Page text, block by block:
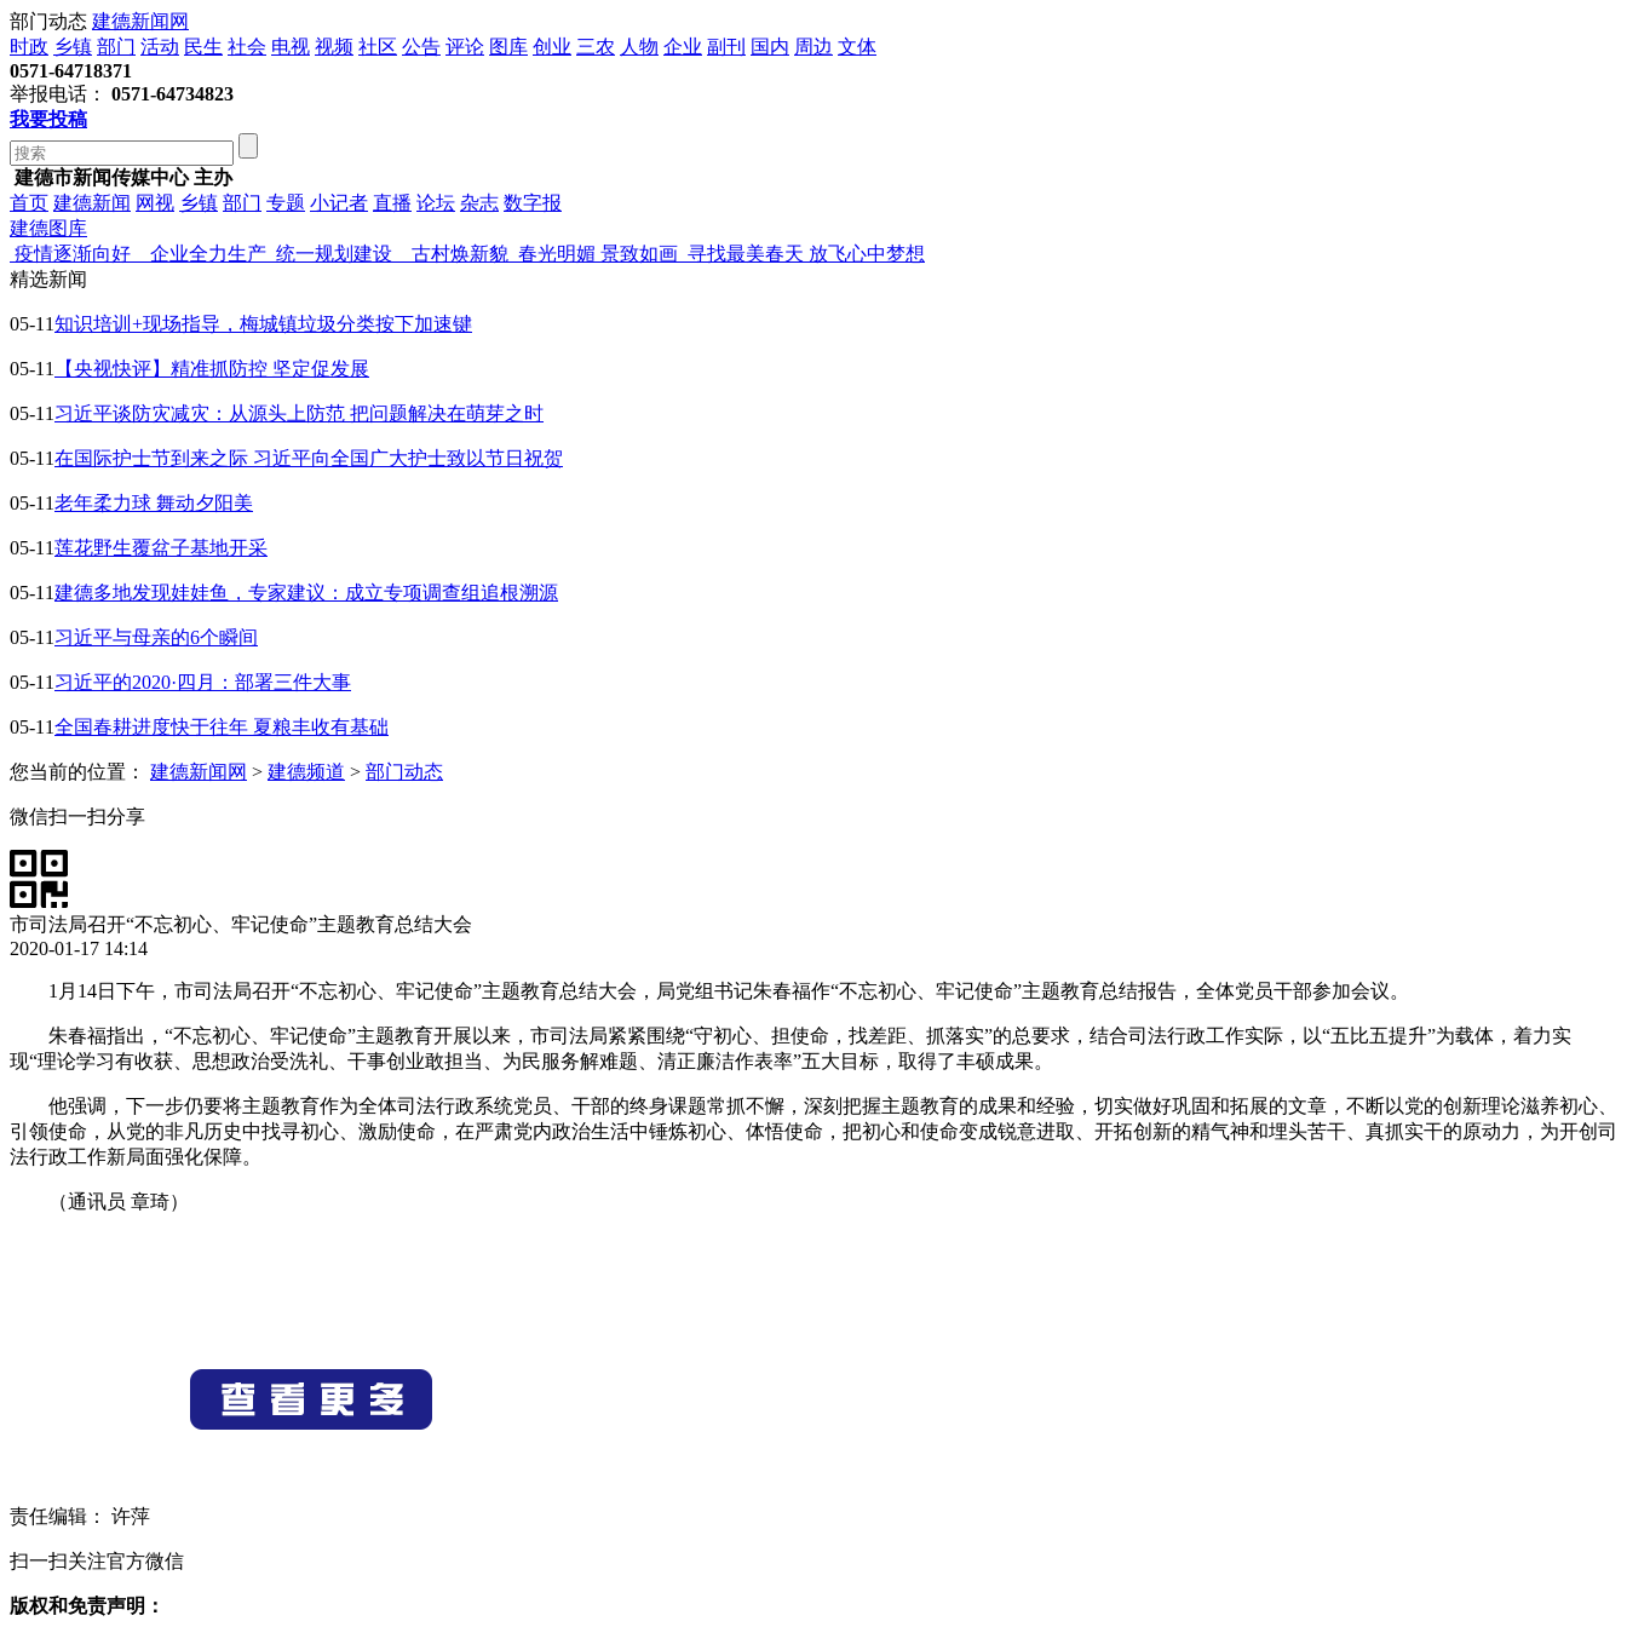
部门动态 建德新闻网
时政 乡镇 部门 活动 民生 社会 电视 视频 社区 公告 评论 图库 创业 三农 人物 企业 副刊 国内 周边 文体
0571-64718371
举报电话：
0571-64734823
我要投稿
建德市新闻传媒中心 主办
首页 建德新闻 网视 乡镇 部门 专题 小记者 直播 论坛 杂志 数字报
建德图库
疫情逐渐向好 企业全力生产 统一规划建设 古村焕新貌 春光明媚 景致如画 寻找最美春天 放飞心中梦想
精选新闻
05-11知识培训+现场指导，梅城镇垃圾分类按下加速键
05-11 【央视快评】精准抓防控 坚定促发展
05-11 习近平谈防灾减灾：从源头上防范 把问题解决在萌芽之时
05-11在国际护士节到来之际 习近平向全国广大护士致以节日祝贺
05-11老年柔力球 舞动夕阳美
05-11莲花野生覆盆子基地开采
05-11建德多地发现娃娃鱼，专家建议：成立专项调查组追根溯源
05-11 习近平与母亲的6个瞬间
05-11 习近平的2020·四月：部署三件大事
05-11全国春耕进度快于往年 夏粮丰收有基础
您当前的位置： 建德新闻网 > 建德频道 > 部门动态
微信扫一扫分享
市司法局召开“不忘初心、牢记使命”主题教育总结大会
2020-01-17 14:14
1月14日下午，市司法局召开“不忘初心、牢记使命”主题教育总结大会，局党组书记朱春福作“不忘初心、牢记使命”主题教育总结报告，全体党员干部参加会议。
朱春福指出，“不忘初心、牢记使命”主题教育开展以来，市司法局紧紧围绕“守初心、担使命，找差距、抓落实”的总要求，结合司法行政工作实际，以“五比五提升”为载体，着力实
现“理论学习有收获、思想政治受洗礼、干事创业敢担当、为民服务解难题、清正廉洁作表率”五大目标，取得了丰硕成果。
他强调，下一步仍要将主题教育作为全体司法行政系统党员、干部的终身课题常抓不懈，深刻把握主题教育的成果和经验，切实做好巩固和拓展的文章，不断以党的创新理论滋养初心、
引领使命，从党的非凡历史中找寻初心、激励使命，在严肃党内政治生活中锤炼初心、体悟使命，把初心和使命变成锐意进取、开拓创新的精气神和埋头苦干、真抓实干的原动力，为开创司
法行政工作新局面强化保障。
（通讯员 章琦）
责任编辑： 许萍
扫一扫关注官方微信
版权和免责声明：